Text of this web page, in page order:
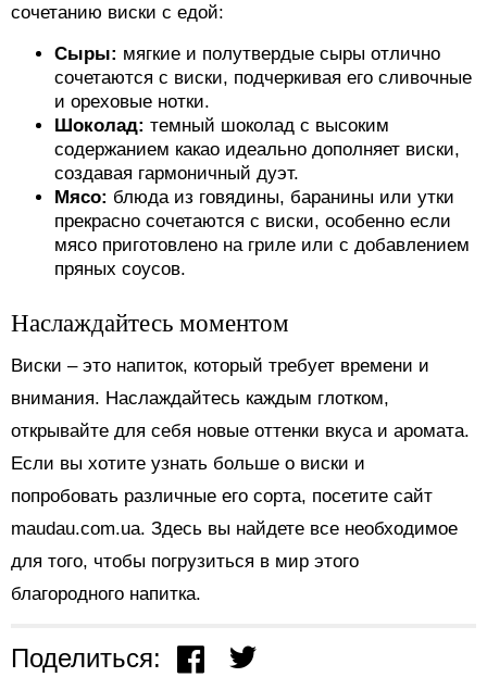
сочетанию виски с едой:
Сыры: мягкие и полутвердые сыры отлично
сочетаются с виски, подчеркивая его сливочные
и ореховые нотки.
Шоколад: темный шоколад с высоким
содержанием какао идеально дополняет виски,
создавая гармоничный дуэт.
Мясо: блюда из говядины, баранины или утки
прекрасно сочетаются с виски, особенно если
мясо приготовлено на гриле или с добавлением
пряных соусов.
Наслаждайтесь моментом
Виски – это напиток, который требует времени и
внимания. Наслаждайтесь каждым глотком,
открывайте для себя новые оттенки вкуса и аромата.
Если вы хотите узнать больше о виски и
попробовать различные его сорта, посетите сайт
maudau.com.ua. Здесь вы найдете все необходимое
для того, чтобы погрузиться в мир этого
благородного напитка.
Поделиться: